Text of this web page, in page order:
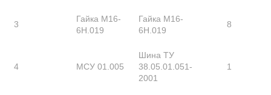
3
Гайка М16-
6Н.019
Гайка М16-
6Н.019
8
4 МСУ 01.005
Шина ТУ
38.05.01.051-
2001
1